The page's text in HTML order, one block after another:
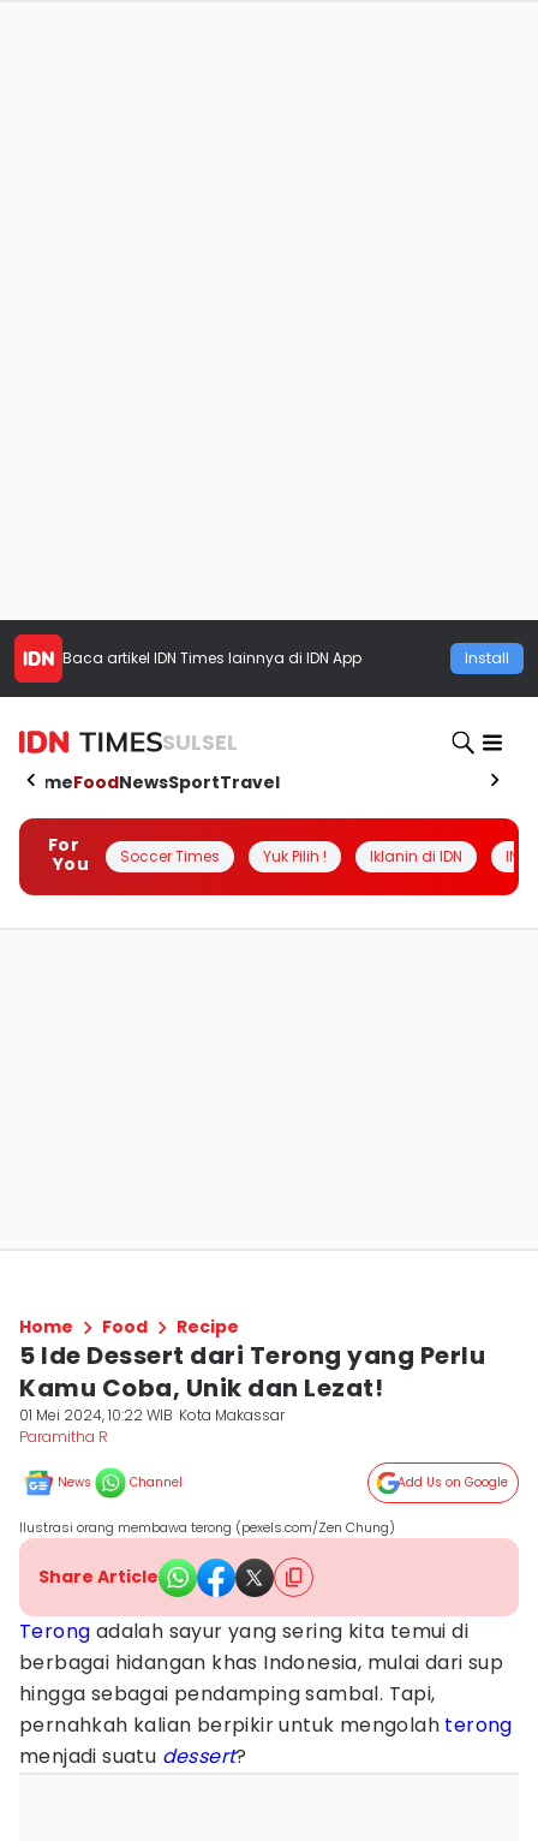
Baca artikel IDN Times lainnya di IDN App Install
SULSEL
HomeFoodNewsSportTravel
For
You
Soccer Times Yuk Pilih ! Iklanin di IDN
Home Food Recipe
5 Ide Dessert dari Terong yang Perlu
Kamu Coba, Unik dan Lezat!
01 Mei 2024, 10:22 WIB Kota Makassar
Paramitha R
News Channel Add Us on Google
Ilustrasi orang membawa terong (pexels.com/Zen Chung)
Share Article
Terong adalah sayur yang sering kita temui di
berbagai hidangan khas Indonesia, mulai dari sup
hingga sebagai pendamping sambal. Tapi,
pernahkah kalian berpikir untuk mengolah terong
menjadi suatu dessert?